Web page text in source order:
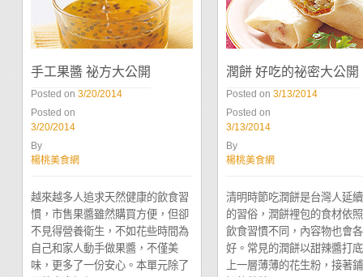
手工果醬 祕方大公開
Posted on3/20/2014
Posted on
3/20/2014
By
楊桃美食網
越來越多人追求天然健康的飲食習
慣，市售果醬雖然購買方便，但卻
不見得營養衛生，不如花些時間為
自己和家人動手做果醬，不僅美
味，更多了一份安心。本單元除了
潤餅 好吃的祕密大公開
Posted on 3/13/2014
Posted on
3/13/2014
By
楊桃美食網
清明時節吃潤餅是台灣人延
的習俗，潤餅裡包的食材依
飲食習慣不同，內容物也會
好。常見的潤餅以甜辣醬打
上一層薄薄的花生粉，接著